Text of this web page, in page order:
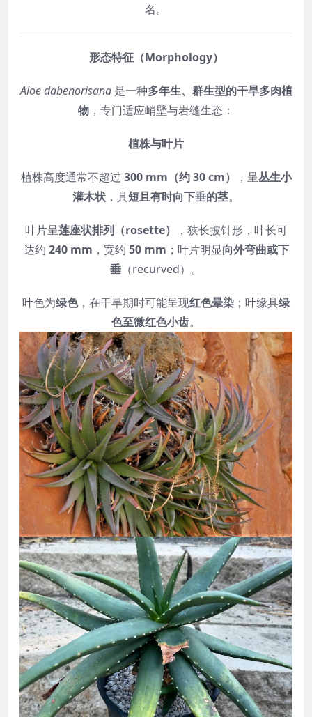
名。
形态特征（Morphology）
Aloe dabenorisana是一种多年生、群生型的干旱多肉植
物 ，专门适应峭壁与岩缝生态：
植株与叶片
植株高度通常不超过 300 mm（约 30 cm） ，呈丛生小
灌木状 ，具短且有时向下垂的茎。
叶片呈莲座状排列（rosette）
，狭长披针形，叶长可
达约 240 mm ，宽约 50 mm ；叶片明显向外弯曲或下
垂 （recurved）。
叶色为绿色，在干旱期时可能呈现红色晕染 ；叶缘具绿
色至微红色小齿。